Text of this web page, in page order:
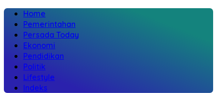
Home
Pemerintahan
Persada Today
Ekonomi
Pendidikan
Politik
Lifestyle
Indeks